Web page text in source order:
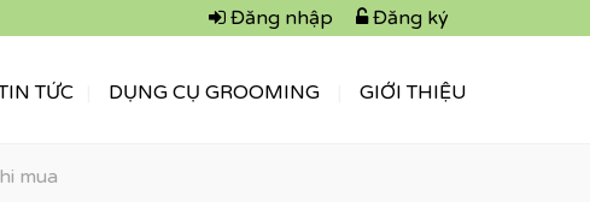
Đăng nhập Đăng ký
TỨC DỤNG CỤ GROOMING GIỚI THIỆU
mua